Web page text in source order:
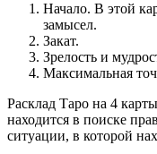
Начало. В этой
замысел.
Закат.
Зрелость и
Максимальная
Расклад Таро на 4
находится в поиске
ситуации, в которой